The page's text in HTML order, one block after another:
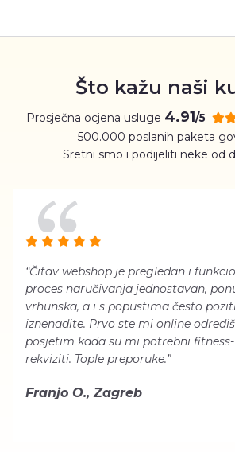
Što kažu naši
Prosječna ocjena usluge 4.91/5
500.000 poslanih paketa
Sretni smo i podijeliti neke od
“Čitav webshop je pregledan i
proces naručivanja jednostavan,
vrhunska, a i s popustima često
iznenadite. Prvo ste mi online
posjetim kada su mi potrebni fitness-
rekviziti. Tople preporuke.”
Franjo O., Zagreb